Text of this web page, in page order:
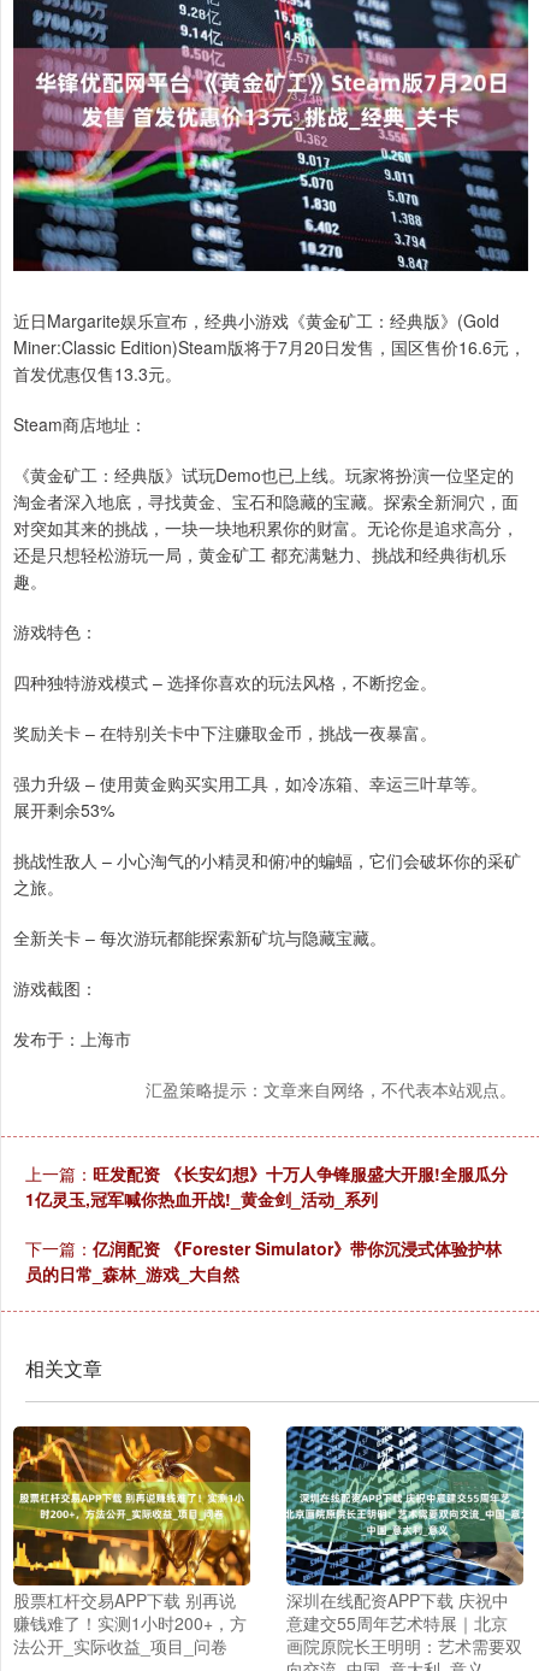
近日Margarite娱乐宣布，经典小游戏《黄金矿工：经典版》(Gold
Miner:Classic Edition)Steam版将于7月20日发售，国区售价16.6元，
首发优惠仅售13.3元。
Steam商店地址：
《黄金矿工：经典版》试玩Demo也已上线。玩家将扮演一位坚定的
淘金者深入地底，寻找黄金、宝石和隐藏的宝藏。探索全新洞穴，面
对突如其来的挑战，一块一块地积累你的财富。无论你是追求高分，
还是只想轻松游玩一局，黄金矿工 都充满魅力、挑战和经典街机乐
趣。
游戏特色：
四种独特游戏模式 – 选择你喜欢的玩法风格，不断挖金。
奖励关卡 – 在特别关卡中下注赚取金币，挑战一夜暴富。
强力升级 – 使用黄金购买实用工具，如冷冻箱、幸运三叶草等。
展开剩余53%
挑战性敌人 – 小心淘气的小精灵和俯冲的蝙蝠，它们会破坏你的采矿
之旅。
全新关卡 – 每次游玩都能探索新矿坑与隐藏宝藏。
游戏截图：
发布于：上海市
汇盈策略提示：文章来自网络，不代表本站观点。
上一篇： 旺发配资 《长安幻想》十万人争锋服盛大开服!全服瓜分
1亿灵玉,冠军喊你热血开战!_黄金剑_活动_系列
下一篇： 亿润配资 《Forester Simulator》带你沉浸式体验护林
员的日常_森林_游戏_大自然
相关文章
股票杠杆交易APP下载 别再说
赚钱难了！实测1小时200+，方
法公开_实际收益_项目_问卷
深圳在线配资APP下载 庆祝中
意建交55周年艺术特展｜北京
画院原院长王明明：艺术需要双